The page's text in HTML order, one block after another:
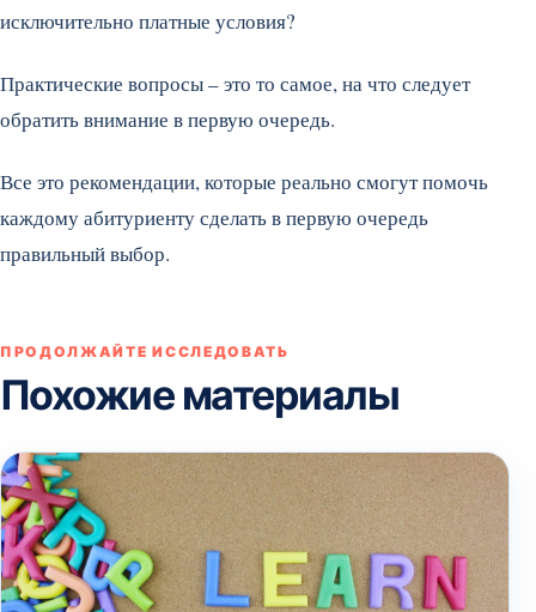
исключительно платные условия?
Практические вопросы – это то самое, на что следует
обратить внимание в первую очередь.
Все это рекомендации, которые реально смогут помочь
каждому абитуриенту сделать в первую очередь
правильный выбор.
ПРОДОЛЖАЙТЕ ИССЛЕДОВАТЬ
Похожие материалы